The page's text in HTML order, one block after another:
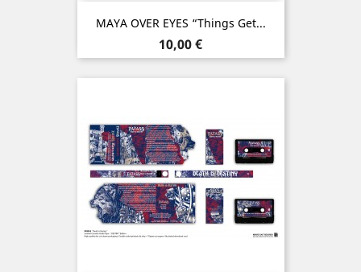
MAYA OVER EYES “Things Get...
Prix
10,00 €